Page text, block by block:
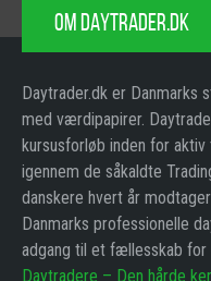
OM DAYTRADER.DK
Daytrader.dk er Danmarks
med værdipapirer.
kursusforløb inden for
igennem de såkaldte
danskere hvert år
Danmarks professionelle
adgang til et fællesskab for
Daytradere – Den hårde